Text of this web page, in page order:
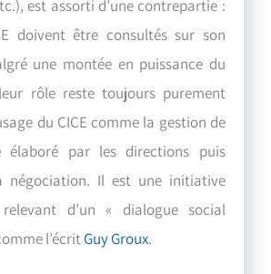
est assorti d’une contrepartie :
doivent être consultés sur son
une montée en puissance du
rôle reste toujours purement
du CICE comme la gestion de
élaboré par les directions puis
négociation. Il est une initiative
relevant d’un « dialogue social
l’écritGuy Groux.